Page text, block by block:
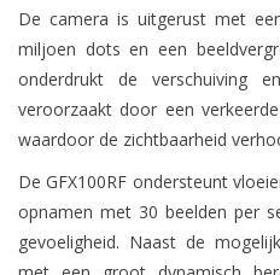
De camera is uitgerust met
miljoen dots en een
onderdrukt de verschuiving
veroorzaakt door een
waardoor de zichtbaarheid
De GFX100RF ondersteunt
opnamen met 30 beelden per
gevoeligheid. Naast de